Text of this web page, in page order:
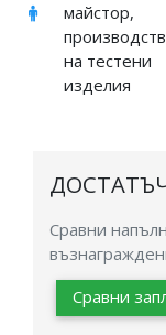
майстор,
на тестени
изделия
Сравни
Сравни